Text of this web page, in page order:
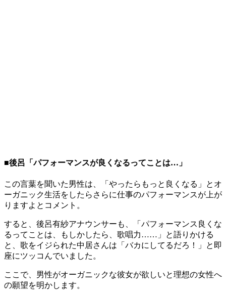
■後呂「パフォーマンスが良くなるってことは…」
この言葉を聞いた男性は、「やったらもっと良くなる」とオ
ーガニック生活をしたらさらに仕事のパフォーマンスが上が
りますよとコメント。
すると、後呂有紗アナウンサーも、「パフォーマンス良くな
るってことは、もしかしたら、歌唱力……」と語りかける
と、歌をイジられた中居さんは「バカにしてるだろ！」と即
座にツッコんでいました。
ここで、男性がオーガニックな彼女が欲しいと理想の女性へ
の願望を明かします。